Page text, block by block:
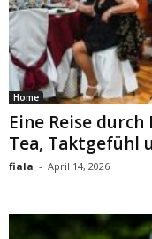
Home
Eine Reise
Tea, Taktgefühl
fiala - April 14, 2026